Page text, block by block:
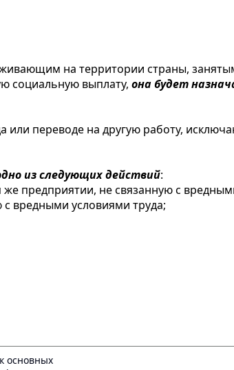
на территории страны,
социальную выплату, она будет
или переводе на другую работу,
из следующих действий:
предприятии, не связанную с
с вредными условиями труда;
основных